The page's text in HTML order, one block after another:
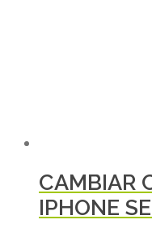
CAMBIAR
IPHONE